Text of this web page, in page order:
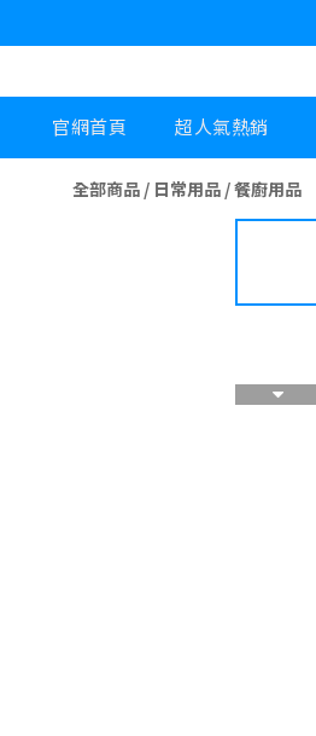
官網首頁 超人氣熱銷
全部商品 / 日常用品 /餐廚用品